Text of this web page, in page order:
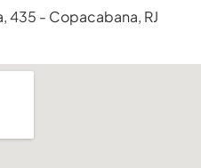
435 - Copacabana, RJ